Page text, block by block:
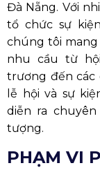
Đà Nẵng. Với
tổ chức sự
chúng tôi
nhu cầu từ
trương đến
lễ hội và sự
diễn ra
tượng.
PHẠM VI